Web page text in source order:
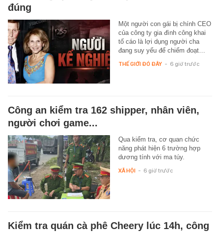
đúng
Một người con gái bị chính CEO
của công ty gia đình công khai
tố cáo là lợi dụng người cha
đang suy yếu để chiếm đoạt…
THẾ GIỚI ĐÓ ĐÂY - 6 giờ trước
Công an kiểm tra 162 shipper, nhân viên,
người chơi game...
Qua kiểm tra, cơ quan chức
năng phát hiện 6 trường hợp
dương tính với ma túy.
XÃ HỘI - 6 giờ trước
Kiểm tra quán cà phê Cheery lúc 14h, công